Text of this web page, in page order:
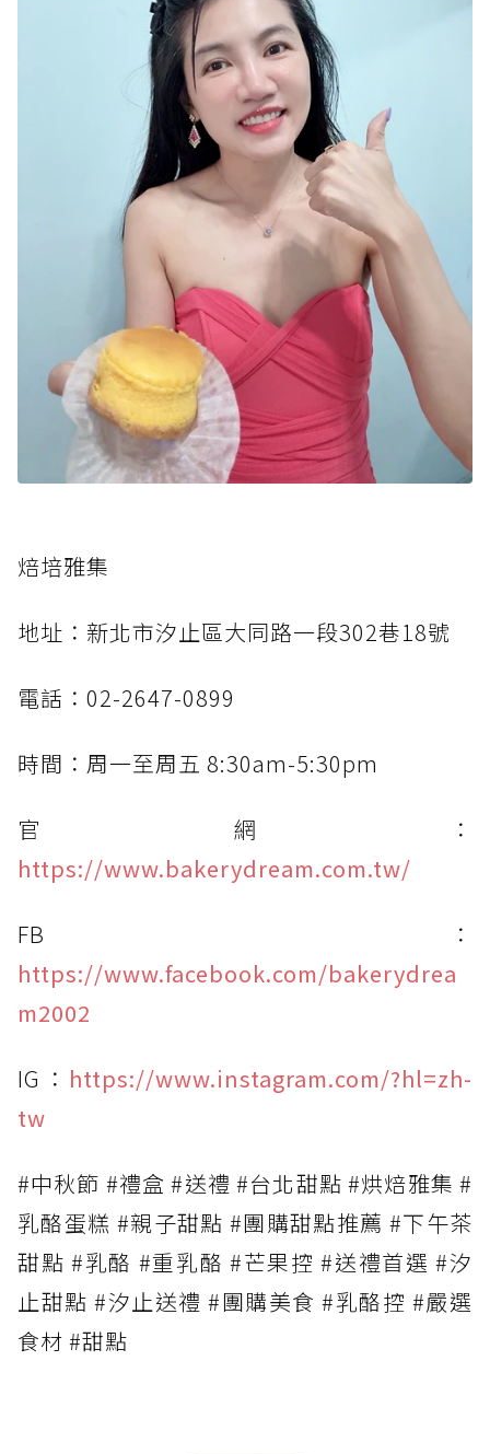
焙培雅集
地址：新北市汐止區大同路一段302巷18號
電話：02-2647-0899
時間：周一至周五 8:30am-5:30pm
官網：
https://www.bakerydream.com.tw/
FB：
https://www.facebook.com/bakerydrea
m2002
IG： https://www.instagram.com/?hl=zh-
tw
#中秋節 #禮盒 #送禮 #台北甜點 #烘焙雅集 #
乳酪蛋糕 #親子甜點 #團購甜點推薦 #下午茶
甜點 #乳酪 #重乳酪 #芒果控 #送禮首選 #汐
止甜點 #汐止送禮 #團購美食 #乳酪控 #嚴選
食材 #甜點